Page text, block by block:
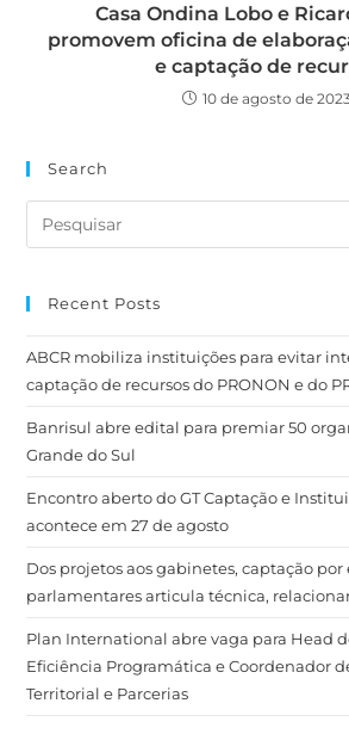
Casa Ondina Lobo e
promovem oficina de
e captação de
10 de agosto de 2023
Search
Recent Posts
ABCR mobiliza instituições para evitar
captação de recursos do PRONON e do
Banrisul abre edital para premiar 50
Grande do Sul
Encontro aberto do GT Captação e
acontece em 27 de agosto
Dos projetos aos gabinetes, captação
parlamentares articula técnica,
Plan International abre vaga para Head
Eficiência Programática e Coordenador
Territorial e Parcerias